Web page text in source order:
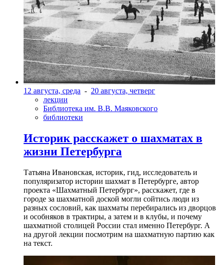
12 августа, среда - 20 августа, четверг
лекции
Библиотека им. В.В. Маяковского
библиотеки
Историк расскажет о шахматах в
жизни Петербурга
Татьяна Ивановская, историк, гид, исследователь и
популяризатор истории шахмат в Петербурге, автор
проекта «Шахматный Петербург», расскажет, где в
городе за шахматной доской могли сойтись люди из
разных сословий, как шахматы перебирались из дворцов
и особняков в трактиры, а затем и в клубы, и почему
шахматной столицей России стал именно Петербург. А
на другой лекции посмотрим на шахматную партию как
на текст.